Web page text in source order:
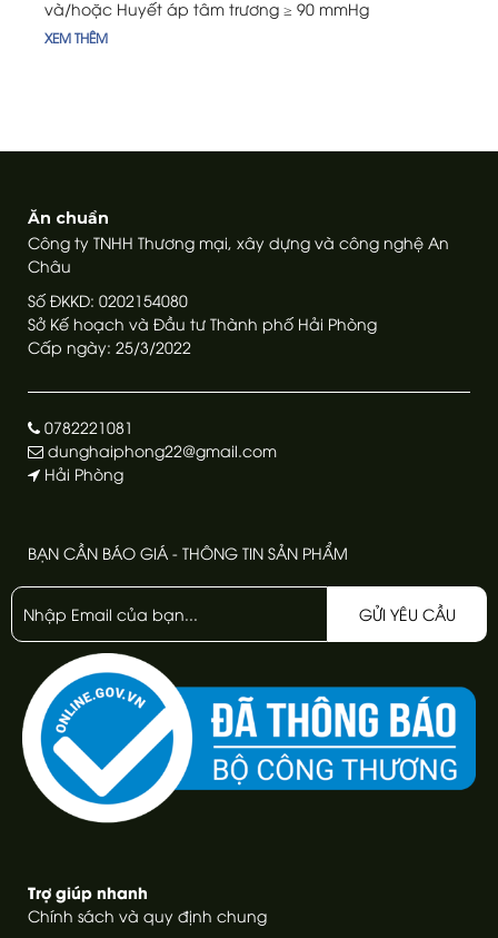
và/hoặc Huyết áp tâm trương ≥ 90 mmHg
XEM THÊM
Ăn chuẩn
Công ty TNHH Thương mại, xây dựng và công nghệ An
Châu
Số ĐKKD: 0202154080
Sở Kế hoạch và Đầu tư Thành phố Hải Phòng
Cấp ngày: 25/3/2022
0782221081
dunghaiphong22@gmail.com
Hải Phòng
BẠN CẦN BÁO GIÁ - THÔNG TIN SẢN PHẨM
GỬI YÊU CẦU
Trợ giúp nhanh
Chính sách và quy định chung